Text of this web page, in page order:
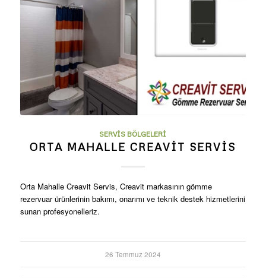
SERVIS BÖLGELERI
ORTA MAHALLE CREAVIT SERVIS
Orta Mahalle Creavit Servis, Creavit markasının gömme
rezervuar ürünlerinin bakımı, onarımı ve teknik destek hizmetlerini
sunan profesyonelleriz.
26 Temmuz 2024